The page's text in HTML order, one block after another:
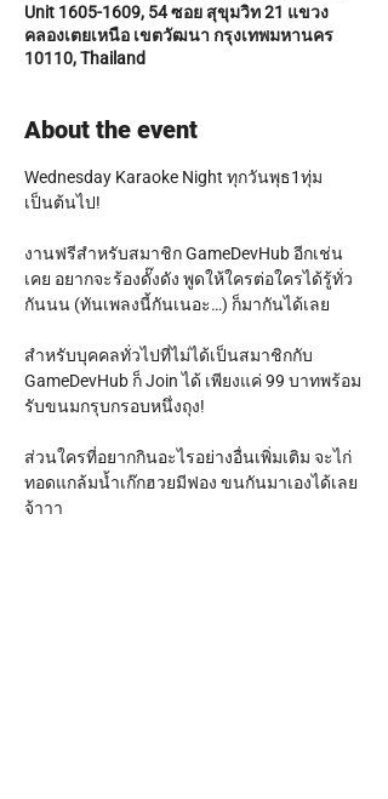
Unit 1605-1609, 54 ซอย สุขุมวิท 21 แขวง
คลองเตยเหนือ เขตวัฒนา กรุงเทพมหานคร
10110, Thailand
About the event
Wednesday Karaoke Night ทุกวันพุธ1ทุ่ม
เป็นต้นไป!
งานฟรีสำหรับสมาชิก GameDevHub อีกเช่น
เคย อยากจะร้องดั๊งดัง พูดให้ใครต่อใครได้รู้ทั่ว
กันนน (ทันเพลงนี้กันเนอะ…) ก็มากันได้เลย
สำหรับบุคคลทั่วไปที่ไม่ได้เป็นสมาชิกกับ
GameDevHub ก็ Join ได้ เพียงแค่ 99 บาทพร้อม
รับขนมกรุบกรอบหนึ่งถุง!
ส่วนใครที่อยากกินอะไรอย่างอื่นเพิ่มเติม จะไก่
ทอดแกล้มน้ำเก๊กฮวยมีฟอง ขนกันมาเองได้เลย
จ้าาา